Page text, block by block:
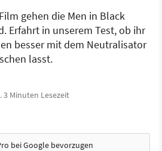
gehen die Men in Black
Erfahrt in unserem Test, ob ihr
besser mit dem Neutralisator
lasst.
3 Minuten Lesezeit
bei Google bevorzugen